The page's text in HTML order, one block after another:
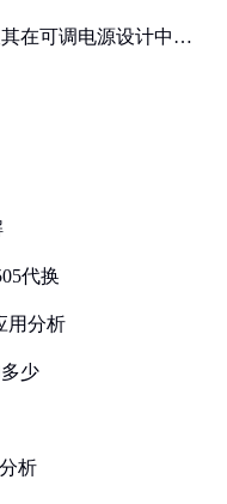
在可调电源设计中的
代换
用分析
少
析